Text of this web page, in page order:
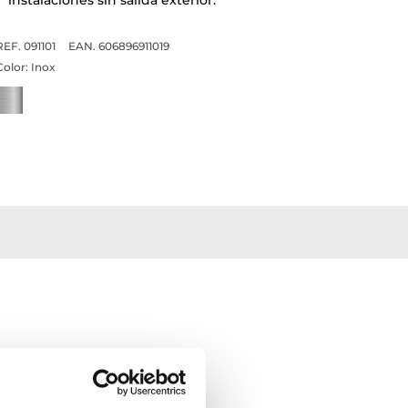
091101
EAN. 606896911019
Inox